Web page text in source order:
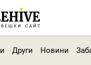
Други Новини